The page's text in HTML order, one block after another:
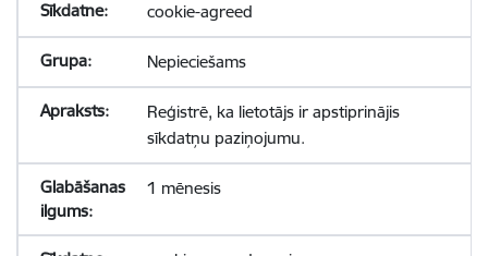
cookie-agreed
Nepieciešams
Reģistrē, ka lietotājs ir apstiprinājis
sīkdatņu paziņojumu.
1 mēnesis